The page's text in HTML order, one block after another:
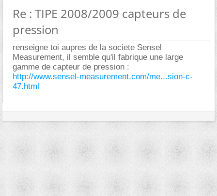
Re : TIPE 2008/2009 capteurs de
pression
renseigne toi aupres de la societe Sensel
Measurement, il semble qu'il fabrique une large
gamme de capteur de pression :
http://www.sensel-measurement.com/me...sion-c-
47.html